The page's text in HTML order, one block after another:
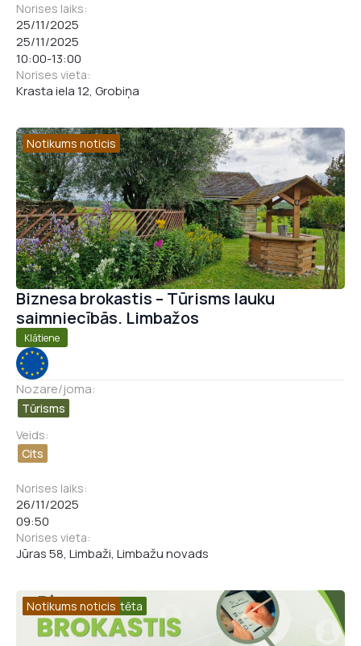
Norises laiks:
25/11/2025
25/11/2025
10:00-13:00
Norises vieta:
Krasta iela 12, Grobiņa
Notikums noticis
Biznesa brokastis – Tūrisms lauku
saimniecībās. Limbažos
Klātiene
Nozare/joma:
Tūrisms
Veids:
Cits
Norises laiks:
26/11/2025
09:50
Norises vieta:
Jūras 58, Limbaži, Limbažu novads
Grupa nokomplektēta
Notikums noticis